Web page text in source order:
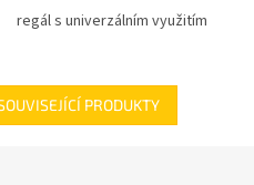
regál s univerzálním využitím
PRODUKTY